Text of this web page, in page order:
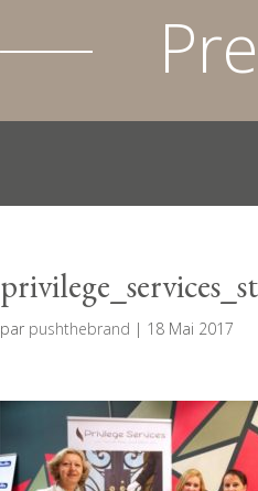
par pushthebrand | 18 Mai 2017